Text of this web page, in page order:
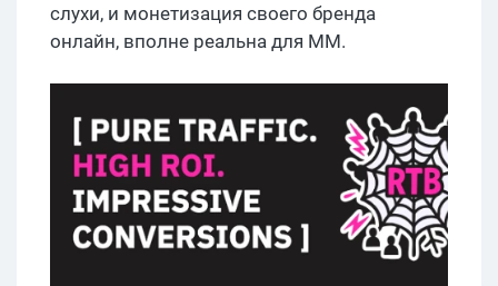
слухи, и монетизация своего бренда
онлайн, вполне реальна для ММ.